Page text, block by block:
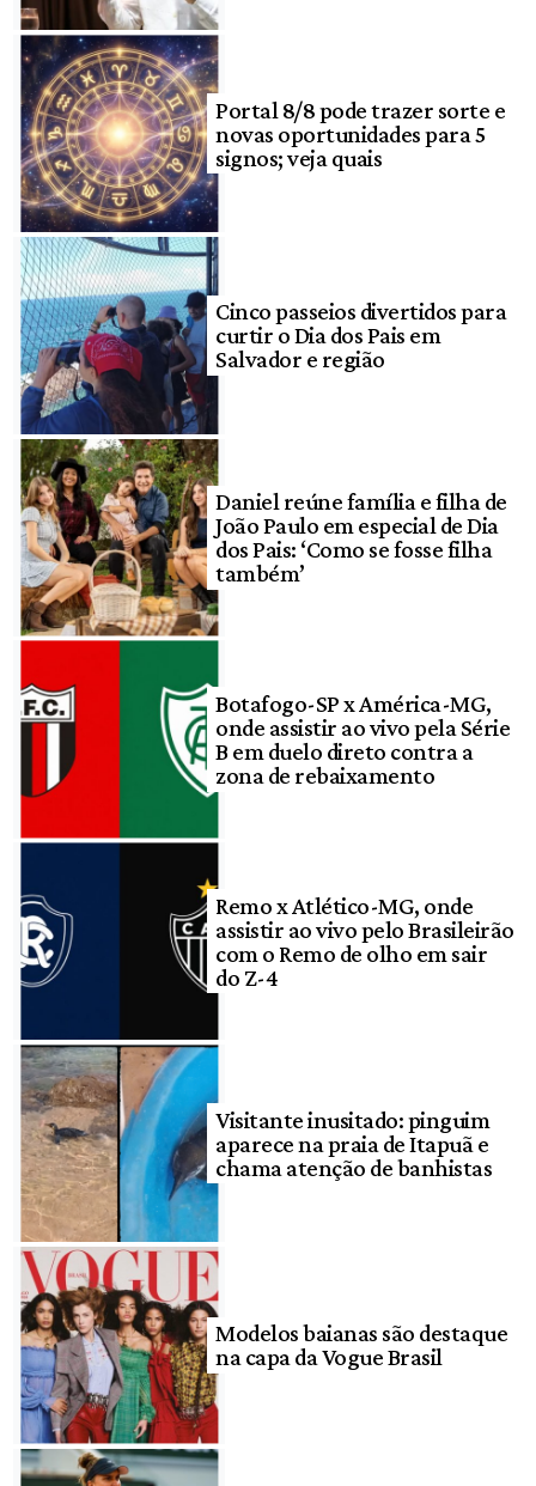
Portal 8/8 pode trazer sorte e
novas oportunidades para 5
signos; veja quais
Cinco passeios divertidos para
curtir o Dia dos Pais em
Salvador e região
Daniel reúne família e filha de
João Paulo em especial de Dia
dos Pais: ‘Como se fosse filha
também’
Botafogo-SP x América-MG,
onde assistir ao vivo pela Série
B em duelo direto contra a
zona de rebaixamento
Remo x Atlético-MG, onde
assistir ao vivo pelo Brasileirão
com o Remo de olho em sair
do Z-4
Visitante inusitado: pinguim
aparece na praia de Itapuã e
chama atenção de banhistas
Modelos baianas são destaque
na capa da Vogue Brasil